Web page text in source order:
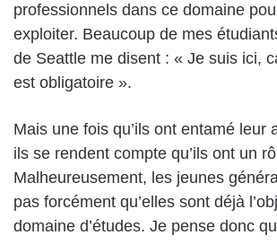
professionnels dans ce domaine
exploiter. Beaucoup de mes
de Seattle me disent : « Je suis ici,
est obligatoire ».
Mais une fois qu’ils ont entamé leur
ils se rendent compte qu’ils ont un
Malheureusement, les jeunes
pas forcément qu’elles sont déjà
domaine d’études. Je pense donc